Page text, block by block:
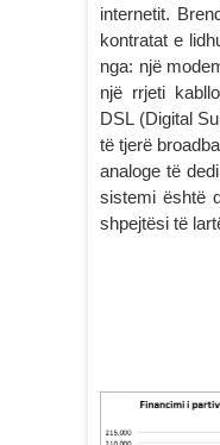
internetit.
kontratat e
nga: një
një rrjeti
DSL (Digital
të tjerë
analoge të
sistemi është
shpejtësi të